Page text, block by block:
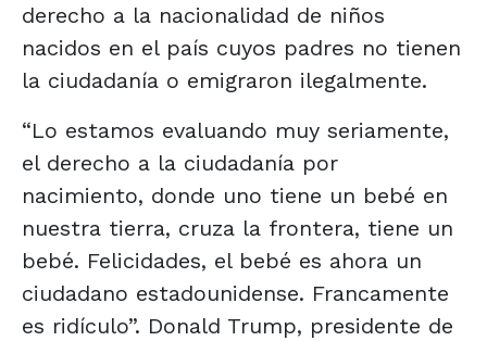
derecho a la nacionalidad de niños
nacidos en el país cuyos padres no tienen
la ciudadanía o emigraron ilegalmente.
“Lo estamos evaluando muy seriamente,
el derecho a la ciudadanía por
nacimiento, donde uno tiene un bebé en
nuestra tierra, cruza la frontera, tiene un
bebé. Felicidades, el bebé es ahora un
ciudadano estadounidense. Francamente
es ridículo”. Donald Trump, presidente de